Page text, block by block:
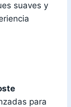
suaves y
para